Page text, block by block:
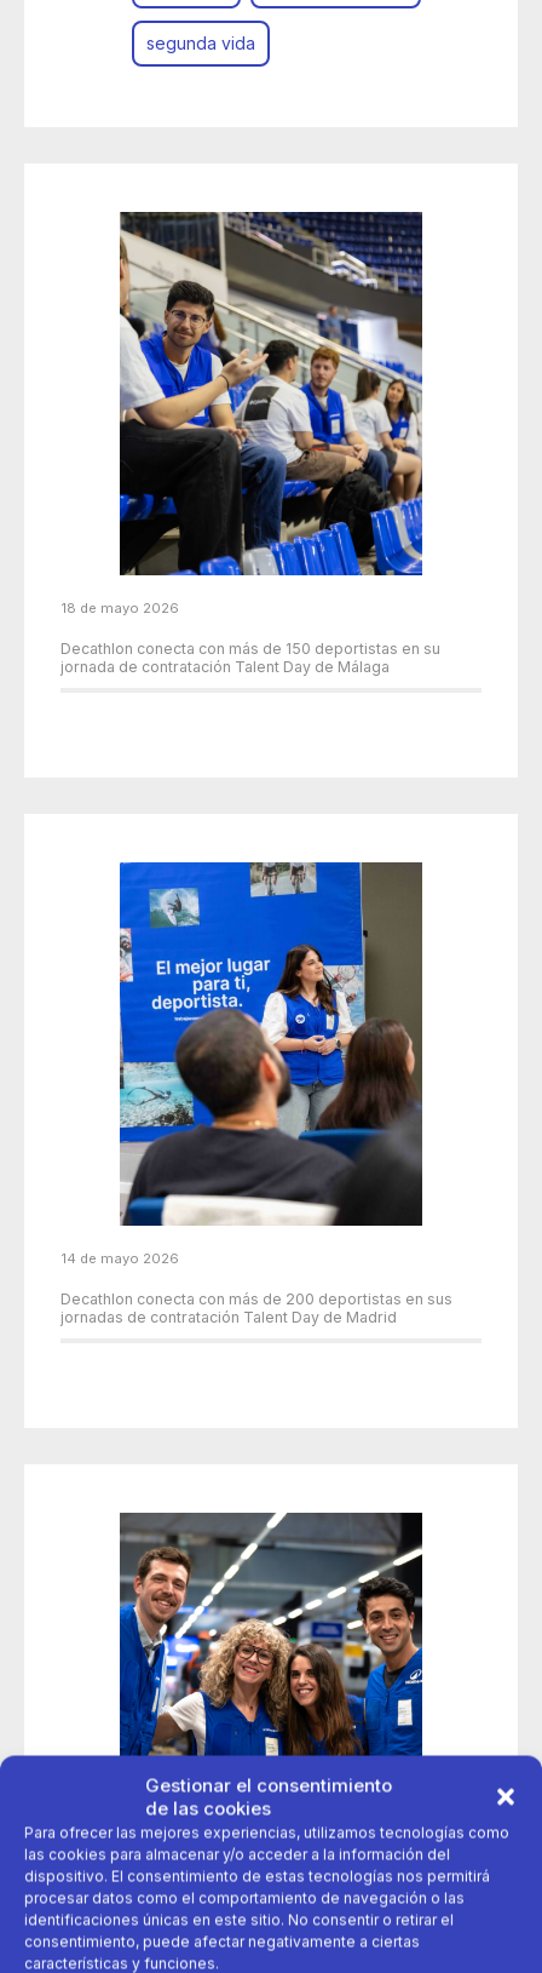
Gestionar el consentimiento
de las cookies
Para ofrecer las mejores experiencias, utilizamos tecnologías como
las cookies para almacenar y/o acceder a la información del
dispositivo. El consentimiento de estas tecnologías nos permitirá
procesar datos como el comportamiento de navegación o las
identificaciones únicas en este sitio. No consentir o retirar el
consentimiento, puede afectar negativamente a ciertas
características y funciones.
segunda vida
18 de mayo 2026
Decathlon conecta con más de 150 deportistas en su
jornada de contratación Talent Day de Málaga
14 de mayo 2026
Decathlon conecta con más de 200 deportistas en sus
jornadas de contratación Talent Day de Madrid
12 de mayo 2026
Decathlon lanza su campaña de contratación de verano
con más de 2000 vacantes disponibles en España